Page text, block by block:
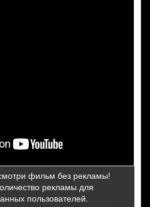
фильм без рекламы!
рекламы для
пользователей.